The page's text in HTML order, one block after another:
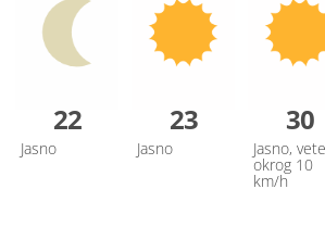
22
Jasno
23
Jasno
30
Jasno,
okrog 10
km/h